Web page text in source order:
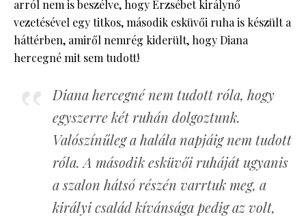
arról nem is beszélve, hogy Erzsébet királynő
vezetésével egy titkos, második esküvői ruha is készült a
háttérben, amiről nemrég kiderült, hogy Diana
hercegné mit sem tudott!
Diana hercegné nem tudott róla, hogy
egyszerre két ruhán dolgoztunk.
Valószínűleg a halála napjáig nem tudott
róla. A második esküvői ruháját ugyanis
a szalon hátsó részén varrtuk meg, a
királyi család kívánsága pedig az volt,